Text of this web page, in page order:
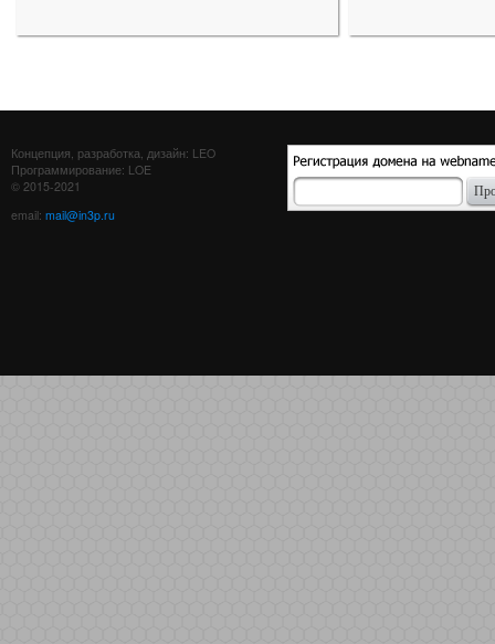
Концепция, разработка, дизайн: LEO
Программирование: LOE
© 2015-2021
email: mail@in3p.ru